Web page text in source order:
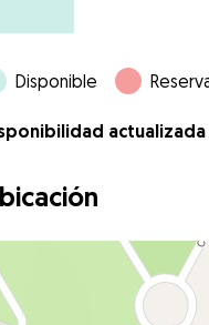
Disponible
actualizada